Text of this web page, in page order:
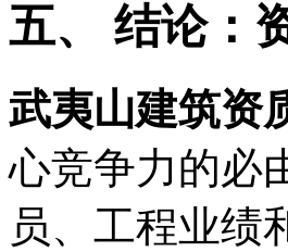
五、 结论：
武夷山建筑资
心竞争力的必
员、工程业绩